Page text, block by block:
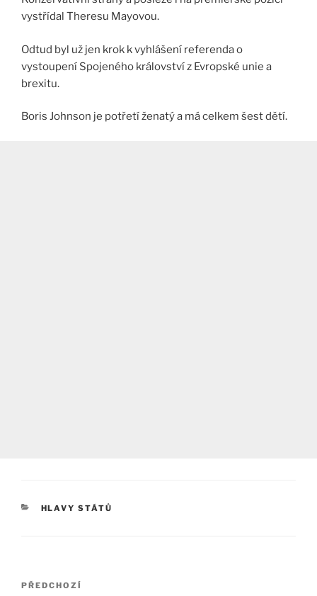
vystřídal Theresu Mayovou.
Odtud byl už jen krok k vyhlášení referenda o
vystoupení Spojeného království z Evropské unie a
brexitu.
Boris Johnson je potřetí ženatý a má celkem šest dětí.
RUBRIKY
HLAVY STÁTŮ
Navigace
Předchozí
PŘEDCHOZÍ